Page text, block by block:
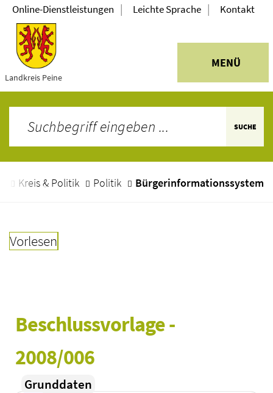
Landkreis Peine
MENÜ
Online-Dienstleistungen | Leichte Sprache | Kontakt
SUCHE
Kreis & Politik Politik Bürgerinformationssystem
Vorlesen
Beschlussvorlage -
2008/006
Grunddaten